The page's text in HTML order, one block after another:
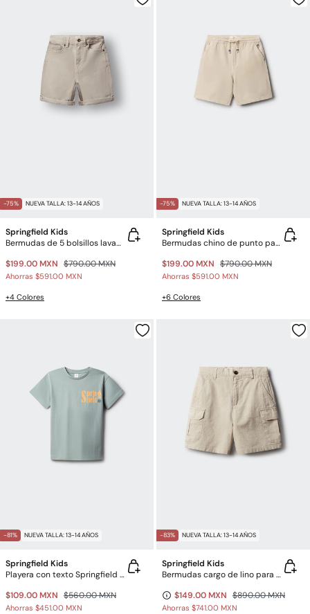
-75% NUEVA TALLA: 13-14 AÑOS
Springfield Kids
Bermudas de 5 bolsillos lavada para niño
$199.00 MXN $790.00 MXN
Ahorras $591.00 MXN
+4 Colores
-75% NUEVA TALLA: 13-14 AÑOS
Springfield Kids
Bermudas chino de punto para niño
$199.00 MXN $790.00 MXN
Ahorras $591.00 MXN
+6 Colores
-81% NUEVA TALLA: 13-14 AÑOS
Springfield Kids
Playera con texto Springfield para niño
$109.00 MXN $560.00 MXN
Ahorras $451.00 MXN
-83% NUEVA TALLA: 13-14 AÑOS
Springfield Kids
Bermudas cargo de lino para niño
$149.00 MXN $890.00 MXN
Ahorras $741.00 MXN